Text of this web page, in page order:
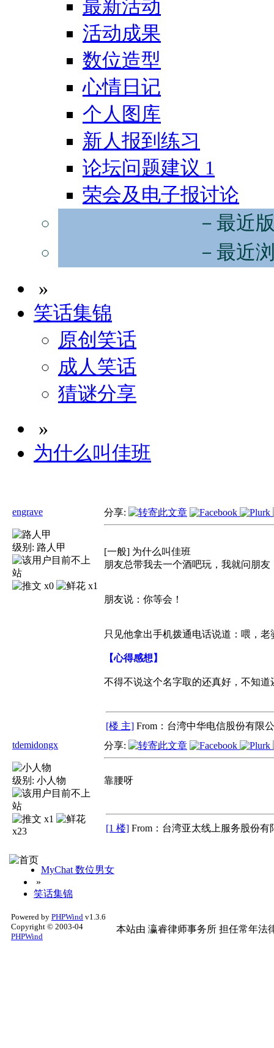
最新活动
活动成果
数位造型
心情日记
个人图库
新人报到练习
论坛问题建议 1
荣会及电子报讨论
－最近
－最近
»
笑话集锦
原创笑话
成人笑话
猜谜分享
»
为什么叫佳班
engrave
级别: 路人甲
x0 x1
分享:
[一般] 为什么叫佳班
朋友总带我去一个酒吧玩，我就问朋
朋友说：你等会！
只见他拿出手机拨通电话说道：喂，
【心得感想】
不得不说这个名字取的还真好，不知道
[楼 主] From：台湾中华电信股份有限
tdemidongx
级别: 小人物
x1
x23
分享:
靠腰呀
[1 楼] From：台湾亚太线上服务股份有
MyChat 数位男女
»
笑话集锦
Powered by PHPWind v1.3.6
Copyright © 2003-04
PHPWind
本站由 瀛睿律师事务所 担任常年法